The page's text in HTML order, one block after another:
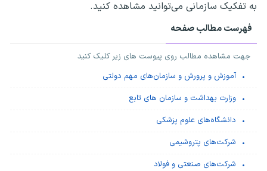
به تفکیک سازمانی می‌توانید مشاهده کنید.
فهرست مطالب صفحه
جهت مشاهده مطالب روی پیوست های زیر کلیک کنید
آموزش و پرورش و سازمان‌های مهم دولتی
وزارت بهداشت و سازمان های تابع
دانشگاه‌های علوم پزشکی
شرکت‌های پتروشیمی
شرکت‌های صنعتی و فولاد